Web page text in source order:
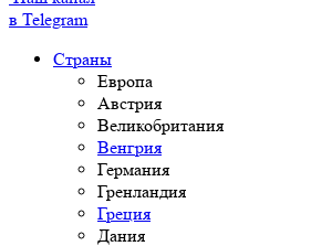
в Telegram
Страны
Европа
Австрия
Великобритания
Венгрия
Германия
Гренландия
Греция
Дания